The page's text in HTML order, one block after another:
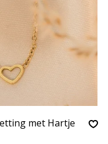
met Hartje